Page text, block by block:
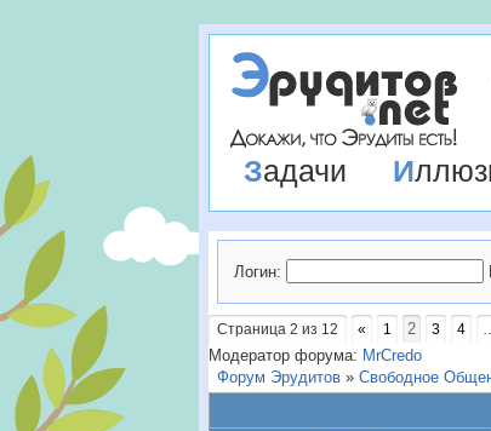
Задачи
Логин:
Страница 2 из 12 « 1 2 3 4
Модератор форума: MrCredo
Форум Эрудитов » Свободное